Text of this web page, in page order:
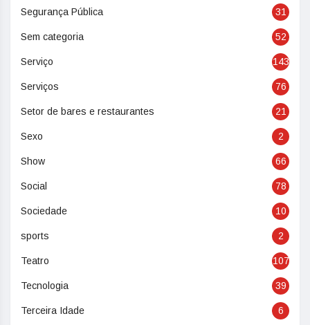
Segurança Pública 31
Sem categoria 52
Serviço 143
Serviços 76
Setor de bares e restaurantes 21
Sexo 2
Show 66
Social 78
Sociedade 10
sports 2
Teatro 107
Tecnologia 39
Terceira Idade 6